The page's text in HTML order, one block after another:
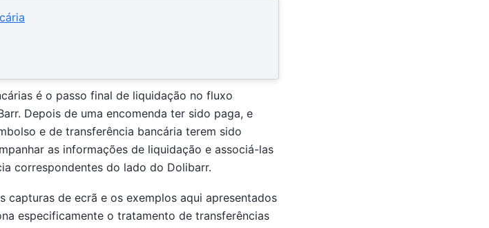
é o passo final de liquidação no fluxo
Depois de uma encomenda ter sido paga, e
e de transferência bancária terem sido
as informações de liquidação e associá-las
correspondentes do lado do Dolibarr.
capturas de ecrã e os exemplos aqui apresentados
especificamente o tratamento de transferências